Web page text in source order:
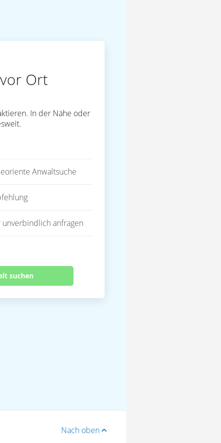
Ort
In der Nähe oder
Anwaltsuche
anfragen
suchen
Nach oben